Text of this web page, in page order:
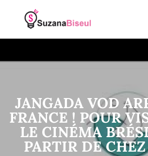
JANGADA VOD
FRANCE ! POUR
LE CINÉMA
PARTIR DE